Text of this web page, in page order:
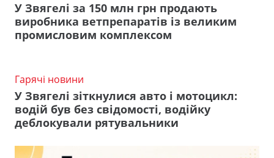
У Звягелі за 150 млн грн продають
виробника ветпрепаратів із великим
промисловим комплексом
Гарячі новини
У Звягелі зіткнулися авто і мотоцикл:
водій був без свідомості, водійку
деблокували рятувальники